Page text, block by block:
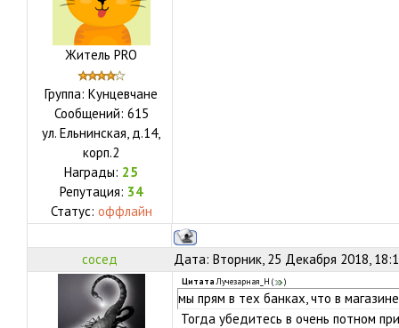
Житель PRO
Группа: Кунцевчане
Сообщений: 615
ул. Ельнинская, д.14,
корп.2
Награды: 25
Репутация: 34
Статус: оффлайн
сосед Дата: Вторник, 25 Декабря 2018,
Цитата Лучезарная_Н ( )
мы прям в тех банках, что в
Тогда убедитесь в очень потном